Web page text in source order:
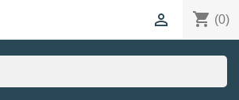
shopping_cart (0)
